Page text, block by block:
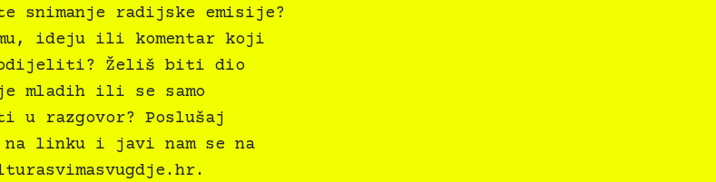
te snimanje radijske emisije?
ideju ili komentar koji
Želiš biti dio
mladih ili se samo
u razgovor? Poslušaj
na linku i javi nam se na
.